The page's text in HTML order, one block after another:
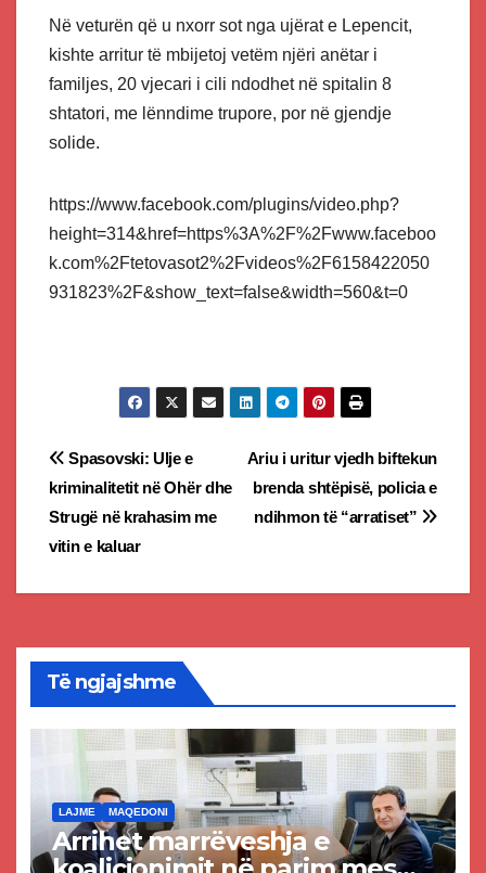
Në veturën që u nxorr sot nga ujërat e Lepencit,
kishte arritur të mbijetoj vetëm njëri anëtar i
familjes, 20 vjecari i cili ndodhet në spitalin 8
shtatori, me lënndime trupore, por në gjendje
solide.
https://www.facebook.com/plugins/video.php?
height=314&href=https%3A%2F%2Fwww.faceboo
k.com%2Ftetovasot2%2Fvideos%2F6158422050
931823%2F&show_text=false&width=560&t=0
Post
navigation
Ariu i uritur vjedh biftekun
brenda shtëpisë, policia e
ndihmon të “arratiset”
Spasovski: Ulje e
kriminalitetit në Ohër dhe
Strugë në krahasim me
vitin e kaluar
Të ngjajshme
LAJME MAQEDONI
Arrihet marrëveshja e